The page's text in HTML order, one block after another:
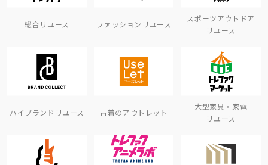
総合リユース ファッションリユース
スポーツアウトドア
リユース
ハイブランドリユース 古着のアウトレット
大型家具・家電
リユース